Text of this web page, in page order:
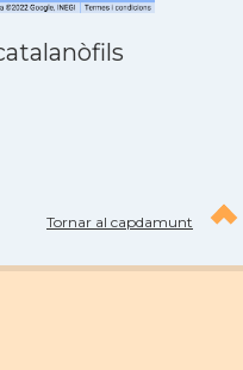
Tornar al capdamunt